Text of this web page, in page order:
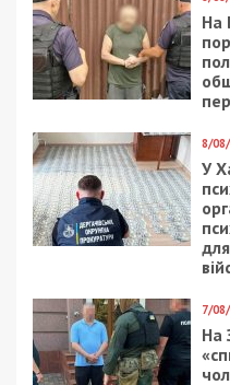
Автори
укриття»
приміщення
прийняти
забезпечивши усім
мешканка Хайфи
Маргарита
будинках
кімната. Ось у нас
кімната — це
повинно бути зі
дверима. Вони
закриваються. Стіни
найбезпечніше — це
центрах, як на